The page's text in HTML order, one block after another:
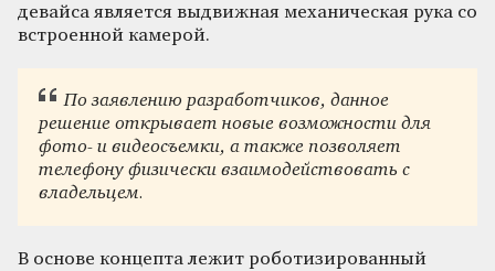
девайса является выдвижная механическая рука со
встроенной камерой.
По заявлению разработчиков, данное
решение открывает новые возможности для
фото- и видеосъемки, а также позволяет
телефону физически взаимодействовать с
владельцем.
В основе концепта лежит роботизированный